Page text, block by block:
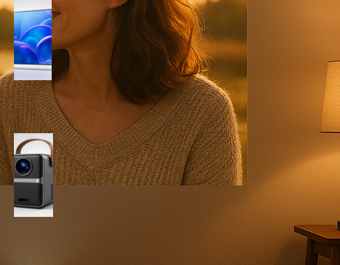
UE55U7000FUXZT, smart TV
2025 perfetta per il salotto a
prezzo ribassato
WiMiUS proiettore portatile 4K
smart con Netflix ready, il mini
cinema tascabile in promo su
Amazon